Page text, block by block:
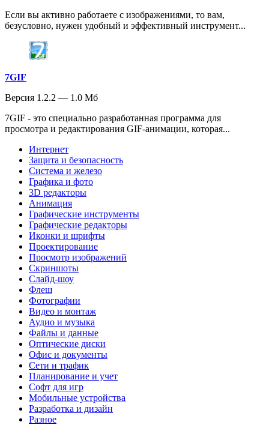
Если вы активно работаете с изображениями, то вам,
безусловно, нужен удобный и эффективный инструмент...
7GIF
Версия 1.2.2 — 1.0 Мб
7GIF - это специально разработанная программа для
просмотра и редактирования GIF-анимации, которая...
Интернет
Защита и безопасность
Система и железо
Графика и фото
3D редакторы
Анимация
Графические инструменты
Графические редакторы
Иконки и шрифты
Проектирование
Просмотр изображений
Скриншоты
Слайд-шоу
Флеш
Фотографии
Видео и монтаж
Аудио и музыка
Файлы и данные
Оптические диски
Офис и документы
Сети и трафик
Планирование и учет
Софт для игр
Мобильные устройства
Разработка и дизайн
Разное